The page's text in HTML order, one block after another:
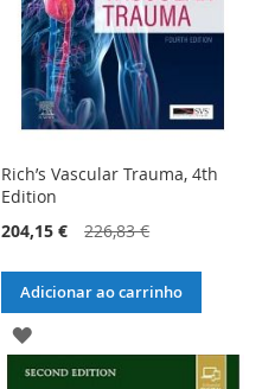
Rich’s Vascular Trauma, 4th
Edition
204,15 €
226,83 €
Adicionar ao carrinho
ADICIONAR
À